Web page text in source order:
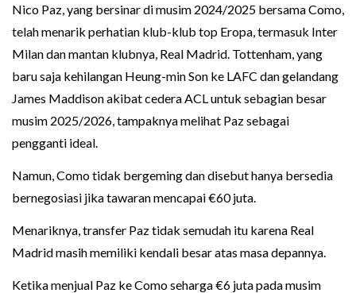
Nico Paz, yang bersinar di musim 2024/2025 bersama Como,
telah menarik perhatian klub-klub top Eropa, termasuk Inter
Milan dan mantan klubnya, Real Madrid. Tottenham, yang
baru saja kehilangan Heung-min Son ke LAFC dan gelandang
James Maddison akibat cedera ACL untuk sebagian besar
musim 2025/2026, tampaknya melihat Paz sebagai
pengganti ideal.
Namun, Como tidak bergeming dan disebut hanya bersedia
bernegosiasi jika tawaran mencapai €60 juta.
Menariknya, transfer Paz tidak semudah itu karena Real
Madrid masih memiliki kendali besar atas masa depannya.
Ketika menjual Paz ke Como seharga €6 juta pada musim